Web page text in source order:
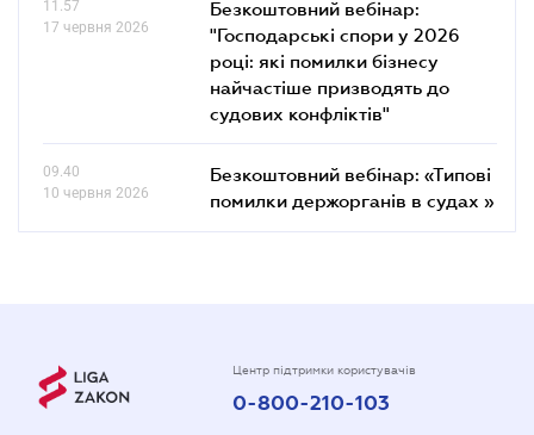
11.57
17 червня 2026
Безкоштовний вебінар:
"Господарські спори у 2026
році: які помилки бізнесу
найчастіше призводять до
судових конфліктів"
09.40
10 червня 2026
Безкоштовний вебінар: «Типові
помилки держорганів в судах »
Центр підтримки користувачів
0-800-210-103